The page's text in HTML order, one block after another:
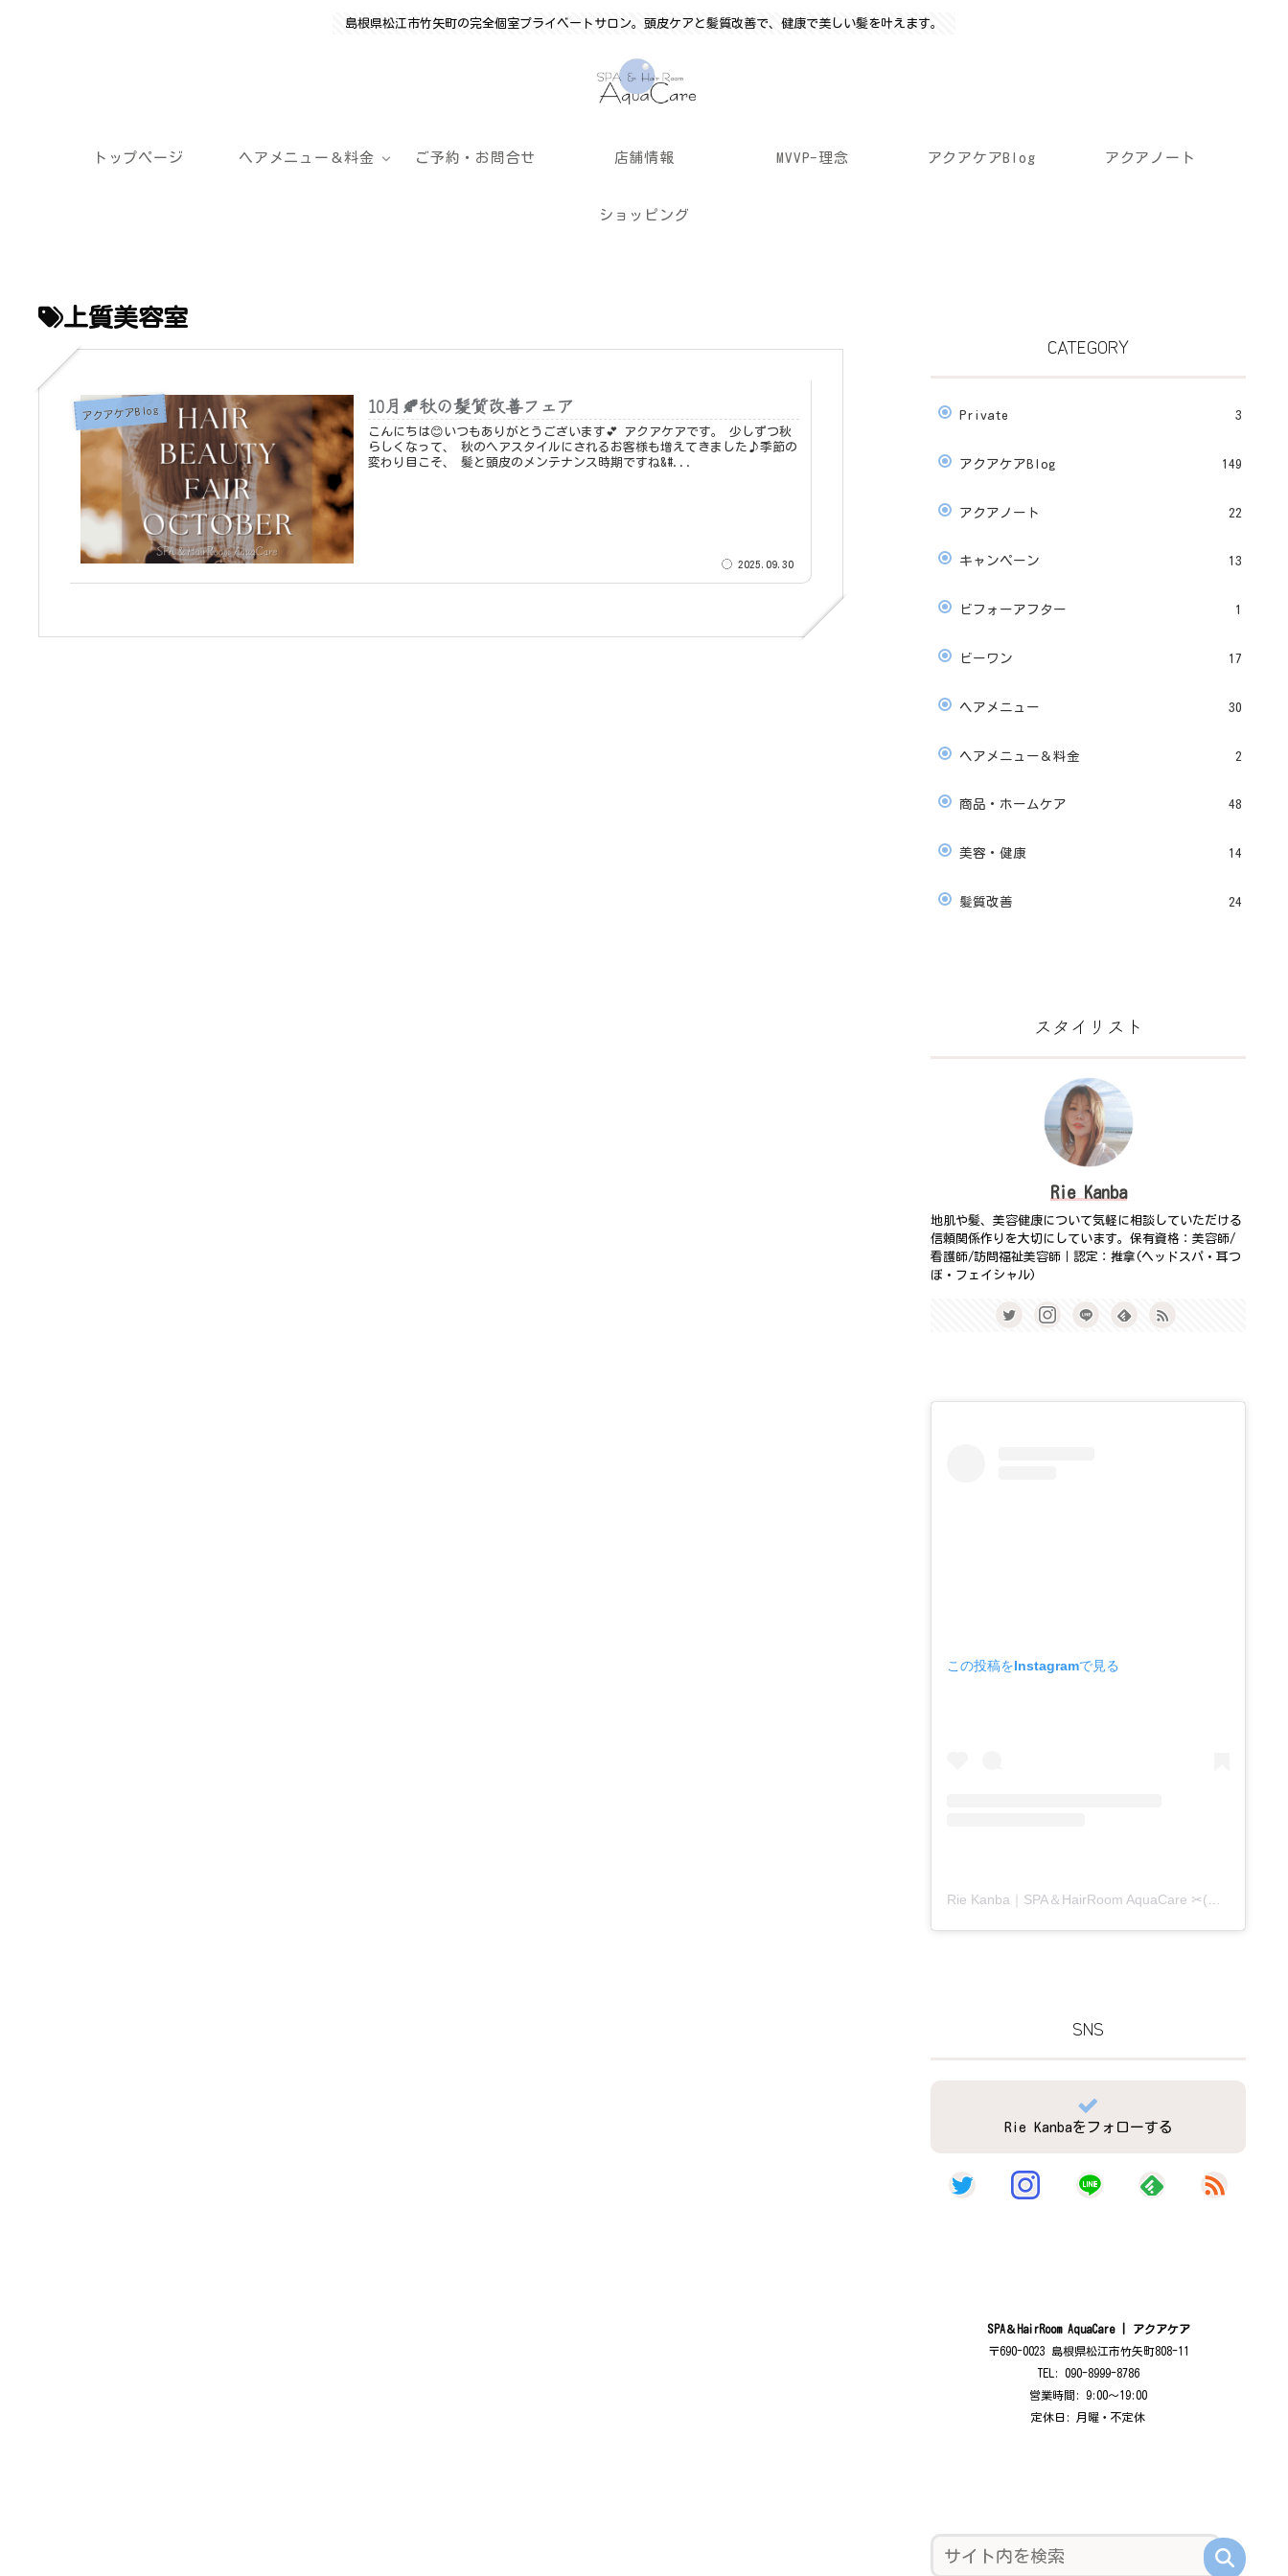
島根県松江市竹矢町の完全個室プライベートサロン。頭皮ケアと髪質改善で、健康で美しい髪を叶えます。
トップページ ヘアメニュー＆料金 ご予約・お問合せ 店舗情報 MVVP-理念 アクアケアBlog アクアノート
ショッピング
上質美容室
アクアケアBlog 10月🍂秋の髪質改善フェア
こんにちは😊いつもありがとうございます💕 アクアケアです。 少しずつ秋
らしくなって、 秋のヘアスタイルにされるお客様も増えてきました♪季節の
変わり目こそ、 髪と頭皮のメンテナンス時期ですね&#...
2025.09.30
CATEGORY
Private 3
アクアケアBlog 149
アクアノート 22
キャンペーン 13
ビフォーアフター 1
ビーワン 17
ヘアメニュー 30
ヘアメニュー＆料金 2
商品・ホームケア 48
美容・健康 14
髪質改善 24
スタイリスト
Rie Kanba
地肌や髪、美容健康について気軽に相談していただける
信頼関係作りを大切にしています。保有資格：美容師/
看護師/訪問福祉美容師｜認定：推拿(ヘッドスパ・耳つ
ぼ・フェイシャル)
この投稿をInstagramで見る
SNS
Rie Kanbaをフォローする
SPA＆HairRoom AquaCare | アクアケア
〒690-0023 島根県松江市竹矢町808-11
TEL: 090-8999-8786
営業時間: 9:00〜19:00
定休日: 月曜・不定休